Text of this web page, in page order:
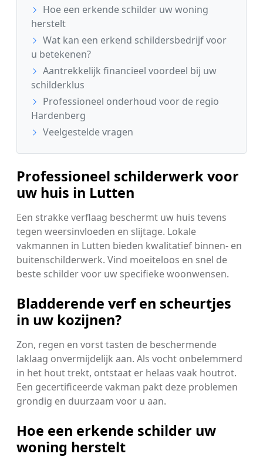
Hoe een erkende schilder uw woning
herstelt
Wat kan een erkend schildersbedrijf voor
u betekenen?
Aantrekkelijk financieel voordeel bij uw
schilderklus
Professioneel onderhoud voor de regio
Hardenberg
Veelgestelde vragen
Professioneel schilderwerk voor
uw huis in Lutten
Een strakke verflaag beschermt uw huis tevens
tegen weersinvloeden en slijtage. Lokale
vakmannen in Lutten bieden kwalitatief binnen- en
buitenschilderwerk. Vind moeiteloos en snel de
beste schilder voor uw specifieke woonwensen.
Bladderende verf en scheurtjes
in uw kozijnen?
Zon, regen en vorst tasten de beschermende
laklaag onvermijdelijk aan. Als vocht onbelemmerd
in het hout trekt, ontstaat er helaas vaak houtrot.
Een gecertificeerde vakman pakt deze problemen
grondig en duurzaam voor u aan.
Hoe een erkende schilder uw
woning herstelt